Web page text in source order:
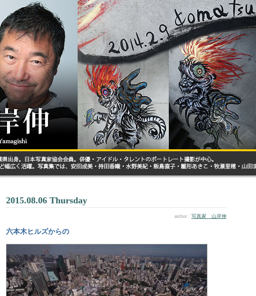
2015.08.06 Thursday
author : 写真家 山岸伸
六本木ヒルズからの